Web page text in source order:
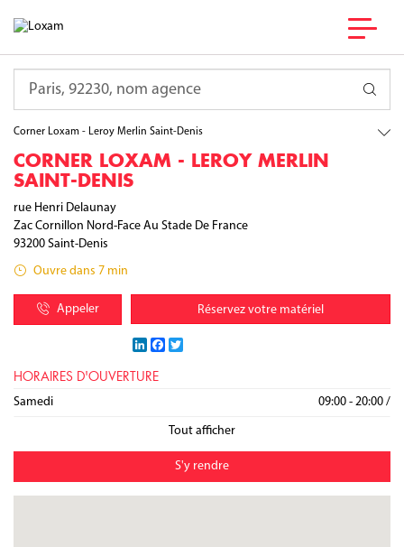
France
Corner Loxam - Leroy Merlin Saint-Denis
CORNER LOXAM - LEROY MERLIN
SAINT-DENIS
rue Henri Delaunay
Zac Cornillon Nord-Face Au Stade De France
93200 Saint-Denis
Ouvre dans 7 min
Appeler Réservez votre matériel
LinkedInFacebook
HORAIRES D'OUVERTURE
Lundi 09:00 - 20:00 /
Mardi 09:00 - 20:00 /
Mercredi 09:00 - 20:00 /
Jeudi 09:00 - 20:00 /
Vendredi 09:00 - 20:00 /
Samedi 09:00 - 20:00 /
Tout afficher
S'y rendre